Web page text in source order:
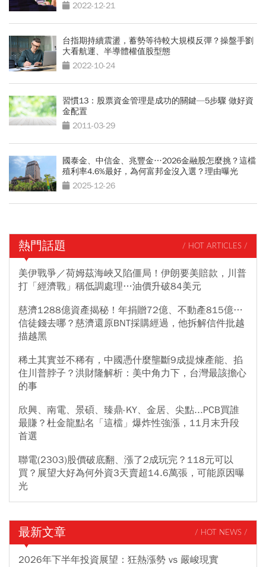
2022-12-21
台指期持續震盪，蓄勢等待較大規模反彈？操盤手劉
大看航運、半導體權值股型態
2022-10-24
習慣13：股票資金管理是成功的關鍵—5步驟 做好資
金配置
2011-03-29
國泰金、中信金、兆豐金…2026金融股怎麼挑？這檔
殖利率4.6%最好，為何富邦金沒入選？理由曝光
2025-12-26
熱門話題 / HOT ARTICLES /
美伊戰爭／荷姆茲海峽又陷僵局！伊朗要美賠款，川普
打「經濟戰」稱低調處理…油價升破84美元
慈濟1288億資產揭秘！年捐贈72億、不動產815億…
信徒錢去哪？慈濟還原BNT採購經過，他拆解信件批越
描越黑
稀土其實並不稀有，中國憑什麼壟斷9成提煉產能、掐
住川普脖子？洪財隆解析：美中角力下，台灣最該擔心
的事
欣興、南電、景碩、臻鼎-KY、金居、尖點...PCB買誰
最賺？杜金龍點名「這檔」爆炸性強漲，11月末升段
首選
聯電(2303)股價破底翻、漲了2成玩完？118元可以
買？展望大好為何外資3天賣超14.6萬張，可能原因曝
光
最新文章 / HOT NEWS /
2026年下半年投資展望：狂熱漲勢 vs 嚴峻現實